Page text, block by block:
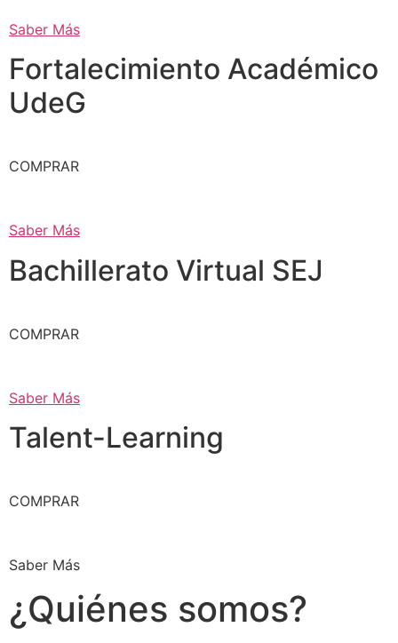
Saber Más
Fortalecimiento Académico
UdeG
COMPRAR
Saber Más
Bachillerato Virtual SEJ
COMPRAR
Saber Más
Talent-Learning
COMPRAR
Saber Más
¿Quiénes somos?